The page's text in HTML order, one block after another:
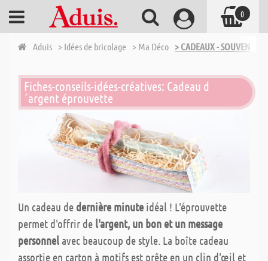
Aduis > Idées de bricolage > Ma Déco > CADEAUX - SOUVENIRS
Fiches-conseils-idées-créatives: Cadeau d
´argent éprouvette
Un cadeau de dernière minute idéal ! L'éprouvette
permet d'offrir de l'argent, un bon et un message
personnelavec beaucoup de style. La boîte cadeau
assortie en carton à motifs est prête en un clin d'œil et
0